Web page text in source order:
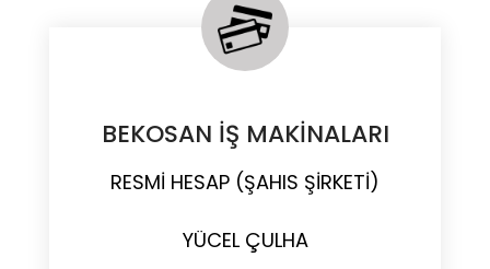
BEKOSAN İŞ MAKİNALARI
RESMİ HESAP (ŞAHIS ŞİRKETİ)
YÜCEL ÇULHA